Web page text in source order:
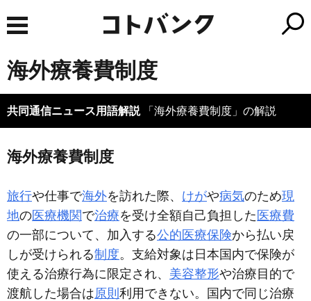
海外療養費制度
共同通信ニュース用語解説「海外療養費制度」の解説
海外療養費制度
旅行や仕事で海外を訪れた際、 けがや病気のため現
地の医療機関で治療を受け全額自己負担した 医療費
の一部について、加入する公的医療保険から払い戻
しが受けられる制度。支給対象は日本国内で保険が
使える治療行為に限定され、 美容整形や治療目的で
渡航した場合は原則 利用できない。国内で同じ治療